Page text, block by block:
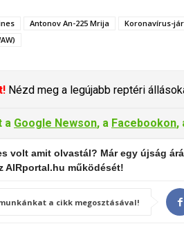
Antonov An-225 Mrija Koronavírus-
Nézd meg a legújabb reptéri
a Google Newson, a Facebookon,
volt amit olvastál? Már egy újság
AIRportal.hu működését!
a cikk megosztásával!